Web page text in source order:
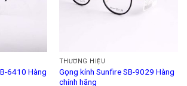
6410 Hàng
THƯƠNG HIỆU
Gọng kính Sunfire SB-9029 Hàng
chính hãng